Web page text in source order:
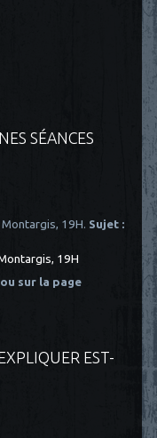
SÉANCES
19H. Sujet :
19H
ou sur la page
EST-